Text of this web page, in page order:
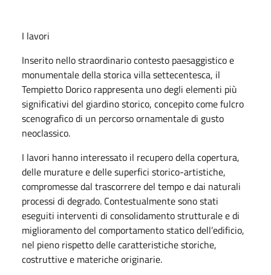
I lavori
Inserito nello straordinario contesto paesaggistico e
monumentale della storica villa settecentesca, il
Tempietto Dorico rappresenta uno degli elementi più
significativi del giardino storico, concepito come fulcro
scenografico di un percorso ornamentale di gusto
neoclassico.
I lavori hanno interessato il recupero della copertura,
delle murature e delle superfici storico-artistiche,
compromesse dal trascorrere del tempo e dai naturali
processi di degrado. Contestualmente sono stati
eseguiti interventi di consolidamento strutturale e di
miglioramento del comportamento statico dell’edificio,
nel pieno rispetto delle caratteristiche storiche,
costruttive e materiche originarie.